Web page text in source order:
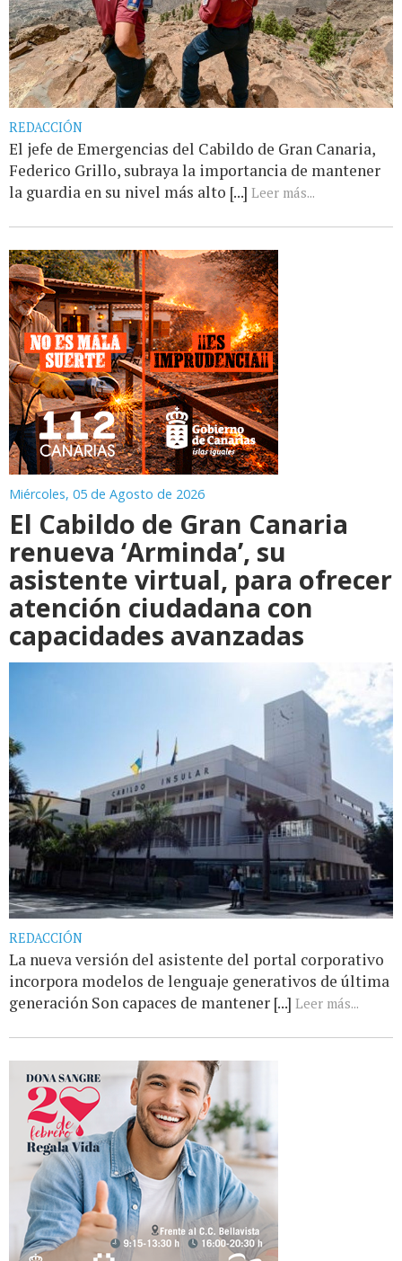
REDACCIÓN
El jefe de Emergencias del Cabildo de Gran Canaria,
Federico Grillo, subraya la importancia de mantener
la guardia en su nivel más alto [...] Leer más...
Miércoles, 05 de Agosto de 2026
El Cabildo de Gran Canaria
renueva ‘Arminda’, su
asistente virtual, para ofrecer
atención ciudadana con
capacidades avanzadas
REDACCIÓN
La nueva versión del asistente del portal corporativo
incorpora modelos de lenguaje generativos de última
generación Son capaces de mantener [...] Leer más...